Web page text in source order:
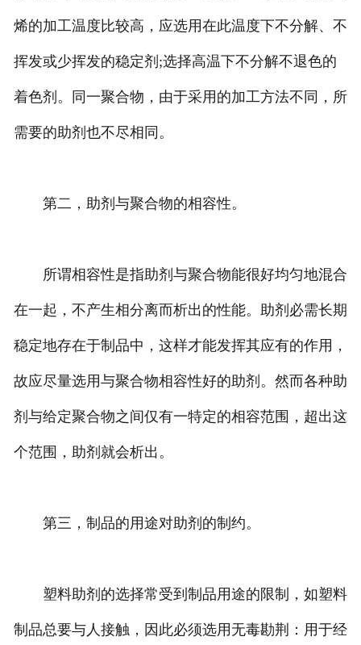
烯的加工温度比较高，应选用在此温度下不分解、不
挥发或少挥发的稳定剂;选择高温下不分解不退色的
着色剂。同一聚合物，由于采用的加工方法不同，所
需要的助剂也不尽相同。
第二，助剂与聚合物的相容性。
所谓相容性是指助剂与聚合物能很好均匀地混合
在一起，不产生相分离而析出的性能。助剂必需长期
稳定地存在于制品中，这样才能发挥其应有的作用，
故应尽量选用与聚合物相容性好的助剂。然而各种助
剂与给定聚合物之间仅有一特定的相容范围，超出这
个范围，助剂就会析出。
第三，制品的用途对助剂的制约。
塑料助剂的选择常受到制品用途的限制，如塑料
制品总要与人接触，因此必须选用无毒勘荆：用于经